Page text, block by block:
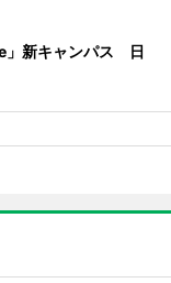
」新キャンパス 日